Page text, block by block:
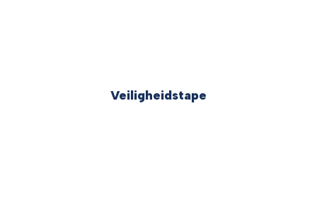
Veiligheidstape